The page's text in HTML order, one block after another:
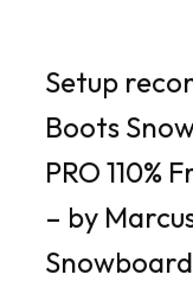
Setup
Boots
PRO 110%
– by
Snowboard